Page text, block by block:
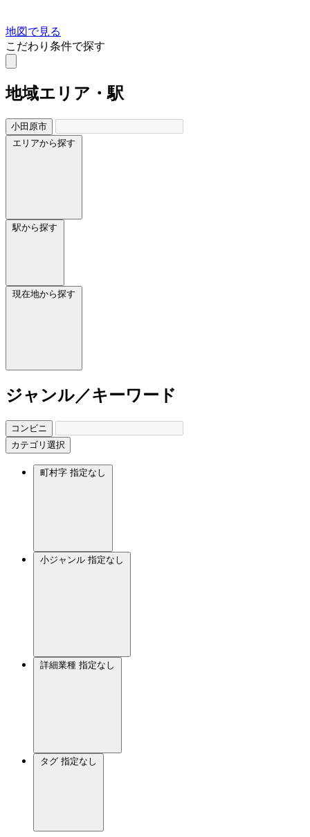
地図で見る
こだわり条件で探す
地域エリア・駅
小田原市
エリアから探す
駅から探す
現在地から探す
ジャンル／キーワード
コンビニ
カテゴリ選択
町村字 指定なし
小ジャンル 指定なし
詳細業種 指定なし
タグ 指定なし